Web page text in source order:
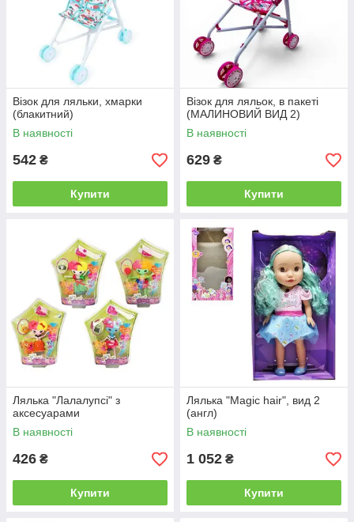
Візок для ляльки, хмарки
(блакитний)
В наявності
542 ₴
Купити
Візок для ляльок, в пакеті
(МАЛИНОВИЙ ВИД 2)
В наявності
629 ₴
Купити
Лялька "Лалалупсі" з
аксесуарами
В наявності
426 ₴
Купити
Лялька "Magic hair", вид 2
(англ)
В наявності
1 052 ₴
Купити